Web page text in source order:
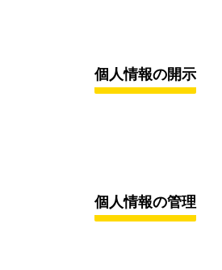
個人情報の開示
個人情報の管理